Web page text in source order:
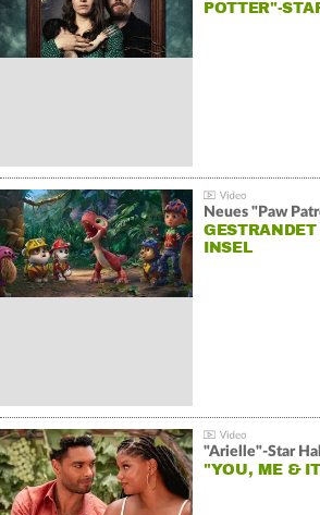
POTTER"-
Neues "Paw
INSEL
"YOU, ME &